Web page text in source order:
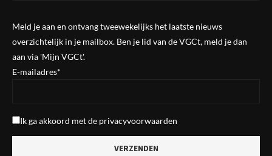
Meld je aan en ontvang tweewekelijks het laatste nieuws
overzichtelijk in je mailbox. Ben je lid van de VGCt, meld je dan
aan via 'Mijn VGCt'.
E-mailadres*
Ik ga akkoord met de privacyvoorwaarden